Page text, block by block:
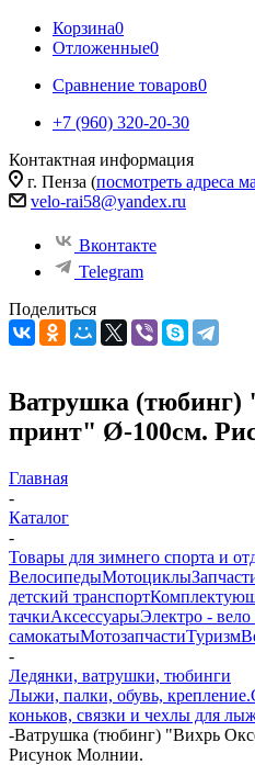
Корзина0
Отложенные0
Сравнение товаров0
+7 (960) 320-20-30
Контактная информация
г. Пенза (посмотреть адреса
velo-rai58@yandex.ru
Вконтакте
Telegram
Поделиться
Ватрушка (тюбинг)
принт" Ø-100см.
Главная
-
Каталог
-
Товары для зимнего спорта и
ВелосипедыМотоциклы
детский транспорт
тачкиАксессуарыЭлектро - вело
самокатыМотозапчастиТуризм
-
Ледянки, ватрушки, тюбинги
Лыжи, палки, обувь, крепление.
коньков, связки и чехлы для
-Ватрушка (тюбинг) "Вихрь
Рисунок Молнии.